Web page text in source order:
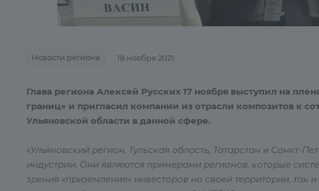
Новости региона 18 ноября 2021
Глава региона Алексей Русских 17 ноября выступил на
границ» и пригласил компании из отрасли композитов к
Ульяновской области в данной сфере.
«Ульяновский регион, Тульская область, Татарстан и
индустрии. Они являются примерами регионов, которые
зрения «приземления» инвесторов на своей территории, так